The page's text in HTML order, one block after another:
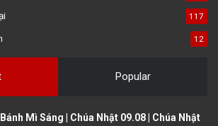
117
12
Popular
Bánh Mì Sáng | Chúa Nhật 09.08 | Chúa Nhật